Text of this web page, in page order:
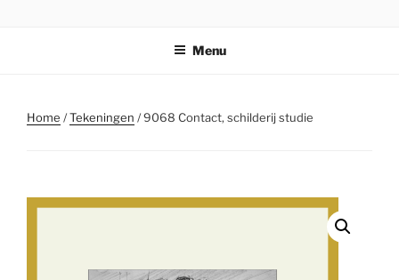
Menu
Home /Tekeningen / 9068 Contact, schilderij studie